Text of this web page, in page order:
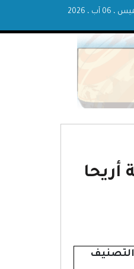
06 آب ، 2026
التصنيف